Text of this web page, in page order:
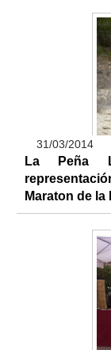
31/03/2014
La Peña
Maraton de